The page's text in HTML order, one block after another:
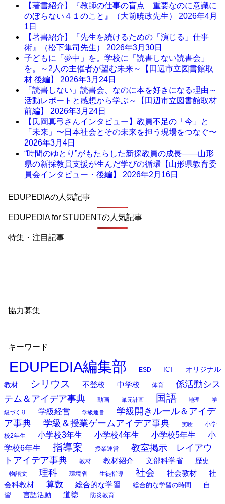
【著書紹介】『教師の仕事の盲点 重要なのに意識に
のぼらない４１のこと』（大前暁政先生） 2026年4月
1日
【著書紹介】『先生を続けるための「演じる」仕事
術』（松下隼司先生） 2026年3月30日
子どもに「夢中」を。学校に「読書しない読書会」
を。～2人の主催者が望む未来～【田辺市立図書館取
材 後編】 2026年3月24日
「読書しない」読書会、なのに本を好きになる理由～
活動レポートと感想から学ぶ～【田辺市立図書館取材
前編】 2026年3月24日
【氏岡真弓さんインタビュー】教員不足の「今」と
「未来」〜日本社会とその未来を担う現場をつなぐ〜
2026年3月4日
“時間のゆとり”がもたらした新採教員の成長――山形
県の新採教員支援が生んだ学びの循環【山形県教育委
員会インタビュー・後編】 2026年2月16日
EDUPEDIAの人気記事
EDUPEDIA for STUDENTの人気記事
特集・注目記事
協力募集
キーワード
EDUPEDIA編集部 ESD ICT
オリジナル
教材
シリウス 不登校 中学校 体育
係活動シス
テム＆アイデア事典
動画 単元計画 国語 地理 学
級づくり 学級経営 学級運営
学級開きルール＆アイデ
ア事典
学級＆授業ゲームアイデア事典 実験
小学
校2年生
小学校3年生 小学校4年生 小学校5年生
小
学校6年生
指導案 授業運営
教室掲示 レイアウ
トアイデア事典
教材 教材紹介 文部科学省 歴史
物語文 理科 環境省 生徒指導 社会 社会教材
社
会科教材
算数 総合的な学習 総合的な学習の時間
自
習
言語活動 道徳 防災教育